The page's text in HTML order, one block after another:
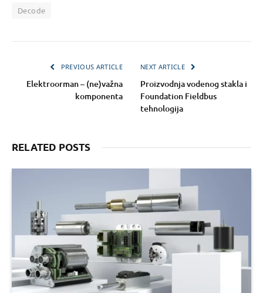
Decode
PREVIOUS ARTICLE
Elektroorman – (ne)važna
komponenta
NEXT ARTICLE
Proizvodnja vodenog stakla i
Foundation Fieldbus
tehnologija
RELATED POSTS